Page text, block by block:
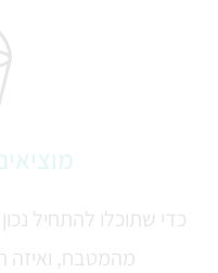
כדי שתוכלו להתחיל
מהמטבח, ואיזה